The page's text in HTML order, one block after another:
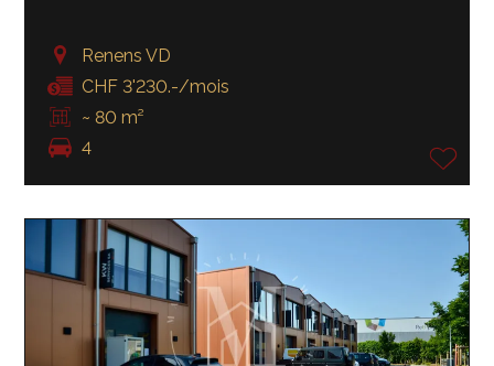
Renens VD
CHF 3'230.-/mois
~ 80 m²
4